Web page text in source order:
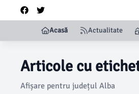
Acasă Actualitate
Articole cu
Afișare pentru județul Alba